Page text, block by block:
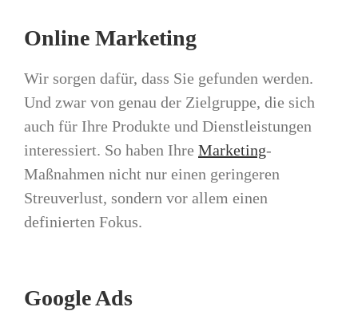
Online Marketing
Wir sorgen dafür, dass Sie gefunden werden.
Und zwar von genau der Zielgruppe, die sich
auch für Ihre Produkte und Dienstleistungen
interessiert. So haben Ihre Marketing-
Maßnahmen nicht nur einen geringeren
Streuverlust, sondern vor allem einen
definierten Fokus.
Google Ads